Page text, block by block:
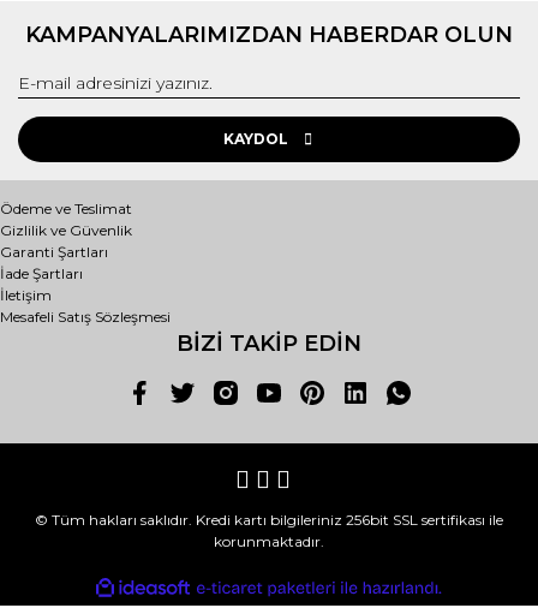
KAMPANYALARIMIZDAN HABERDAR OLUN
KAYDOL
Ödeme ve Teslimat
Gizlilik ve Güvenlik
Garanti Şartları
İade Şartları
İletişim
Mesafeli Satış Sözleşmesi
BİZİ TAKİP EDİN
© Tüm hakları saklıdır. Kredi kartı bilgileriniz 256bit SSL sertifikası ile
korunmaktadır.
ideasoft
e-